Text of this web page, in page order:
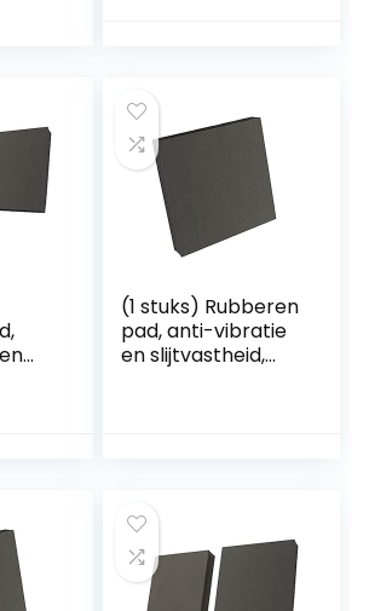
(1 stuks) Rubberen
pad, anti-vibratie
en slijtvastheid,